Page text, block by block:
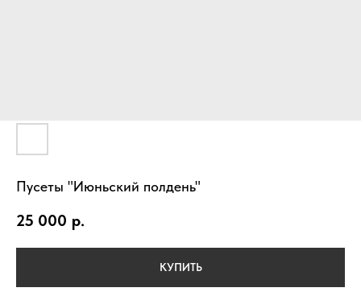
Пусеты "Июньский полдень"
25 000 р.
КУПИТЬ